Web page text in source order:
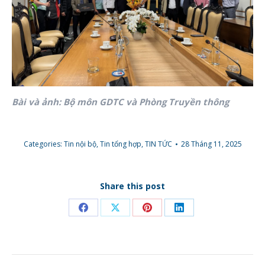
Bài và ảnh: Bộ môn GDTC và Phòng Truyền thông
Categories: Tin nội bộ,Tin tổng hợp,TIN TỨC 28 Tháng 11, 2025
Share this post
Share Share Share Share